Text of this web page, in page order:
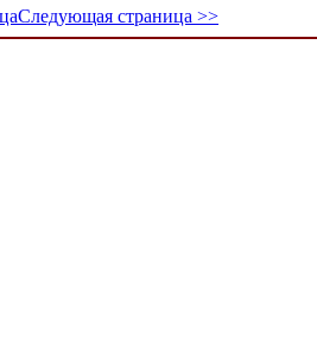
Следующая страница >>